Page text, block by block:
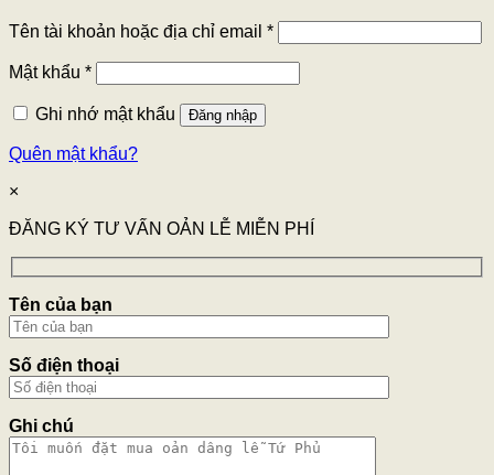
Tên tài khoản hoặc địa chỉ email *
Mật khẩu *
Ghi nhớ mật khẩu Đăng nhập
Quên mật khẩu?
×
ĐĂNG KÝ TƯ VẤN OẢN LỄ MIỄN PHÍ
Tên của bạn
Số điện thoại
Ghi chú